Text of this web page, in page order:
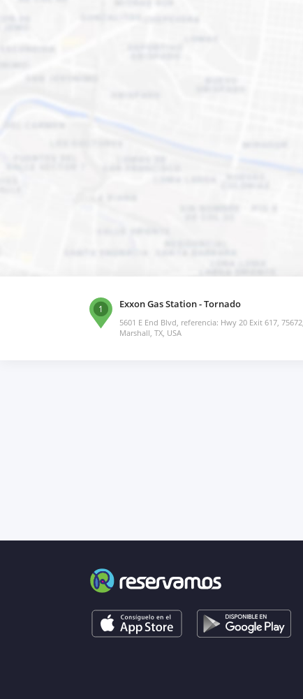
1 Exxon Gas Station - Tornado
5601 E End Blvd, referencia: Hwy 20 Exit 617, 75672,
Marshall, TX, USA